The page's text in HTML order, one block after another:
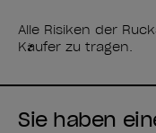
Alle Risiken der
Käufer zu tragen.
Sie haben